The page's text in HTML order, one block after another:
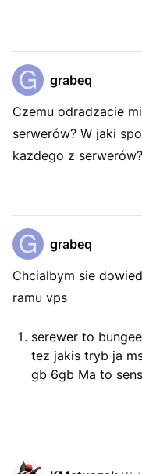
grabeq
Czemu odradzacie
serwerów? W jaki
kazdego z serwerów?
grabeq
Chcialbym sie
ramu vps
serewer to
tez jakis tryb ja
gb 6gb Ma to